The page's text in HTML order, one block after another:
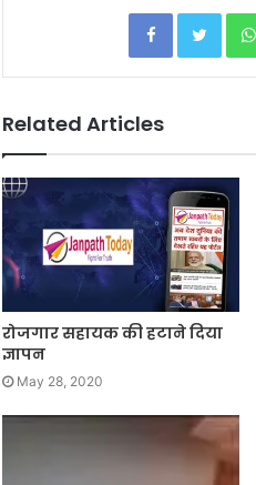
Facebook Twitter
Related Articles
रोजगार सहायक की हटाने दिया
ज्ञापन
May 28, 2020